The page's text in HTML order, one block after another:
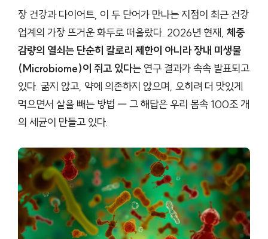
장 건강과 다이어트, 이 두 단어가 만나는 지점이 최근 건강
업계의 가장 뜨거운 화두로 떠올랐다. 2026년 현재, 체중
감량의 열쇠는 단순히 칼로리 제한이 아니라 장내 미생물
(Microbiome)이 쥐고 있다는 연구 결과가 속속 발표되고
있다. 굶지 않고, 약에 의존하지 않으며, 오히려 더 맛있게
먹으면서 살을 빼는 방법 — 그 해답은 우리 몸속 100조 개
의 세균이 만들고 있다.